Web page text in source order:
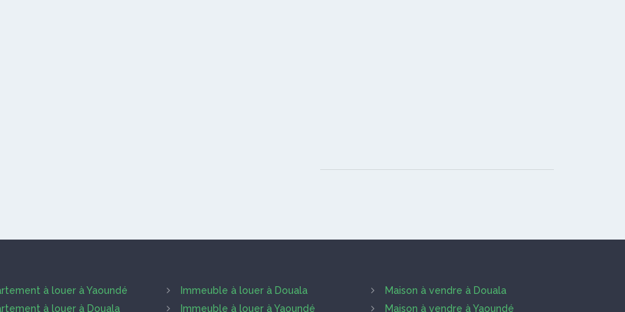
à louer à Yaoundé
à louer à Douala
Immeuble à louer à Douala
Immeuble à louer à Yaoundé
Maison à vendre à Douala
Maison à vendre à Yaoundé